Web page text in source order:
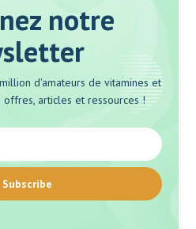
notre
d'amateurs de vitamines et
articles et ressources !
Subscribe